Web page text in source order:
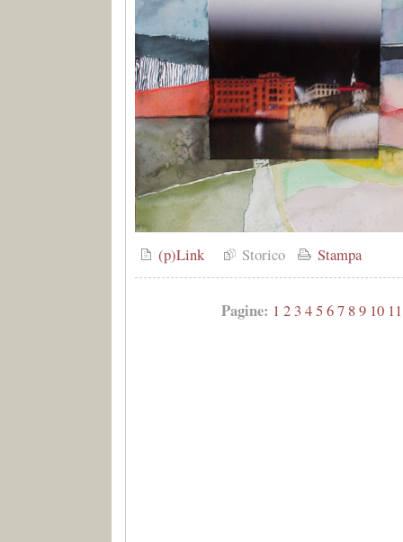
(p)Link Storico Stampa
Pagine: 1 2 3 4567 89 10 11